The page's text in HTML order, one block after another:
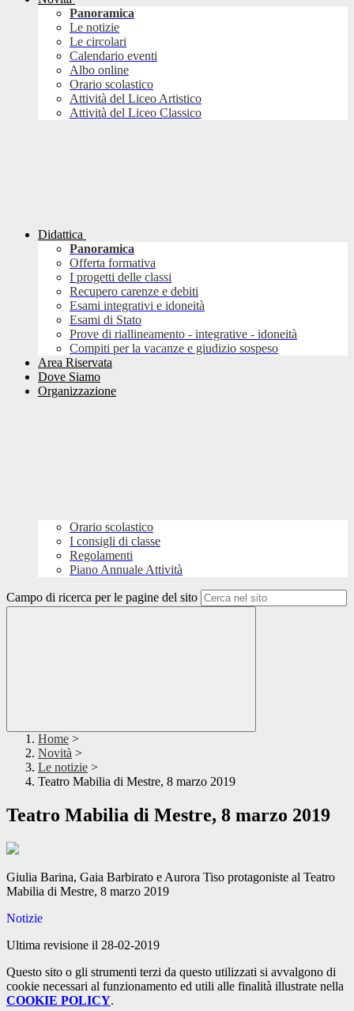
Panoramica
Le notizie
Le circolari
Calendario eventi
Albo online
Orario scolastico
Attività del Liceo Artistico
Attività del Liceo Classico
Didattica
Panoramica
Offerta formativa
I progetti delle classi
Recupero carenze e debiti
Esami integrativi e idoneità
Esami di Stato
Prove di riallineamento - integrative - idoneità
Compiti per la vacanze e giudizio sospeso
Area Riservata
Dove Siamo
Organizzazione
Orario scolastico
I consigli di classe
Regolamenti
Piano Annuale Attività
Campo di ricerca per le pagine del sito
Home >
Novità >
Le notizie >
Teatro Mabilia di Mestre, 8 marzo 2019
Teatro Mabilia di Mestre, 8 marzo 2019
Giulia Barina, Gaia Barbirato e Aurora Tiso protagoniste al Teatro
Mabilia di Mestre, 8 marzo 2019
Notizie
Ultima revisione il 28-02-2019
Questo sito o gli strumenti terzi da questo utilizzati si avvalgono di
cookie necessari al funzionamento ed utili alle finalità illustrate nella
COOKIE POLICY.